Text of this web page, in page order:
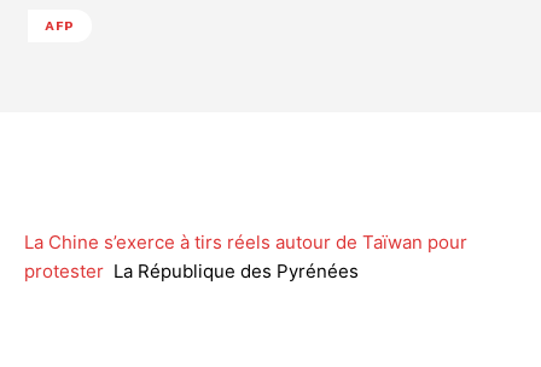
AFP
La Chine s’exerce à tirs réels autour de Taïwan pour
protester La République des Pyrénées